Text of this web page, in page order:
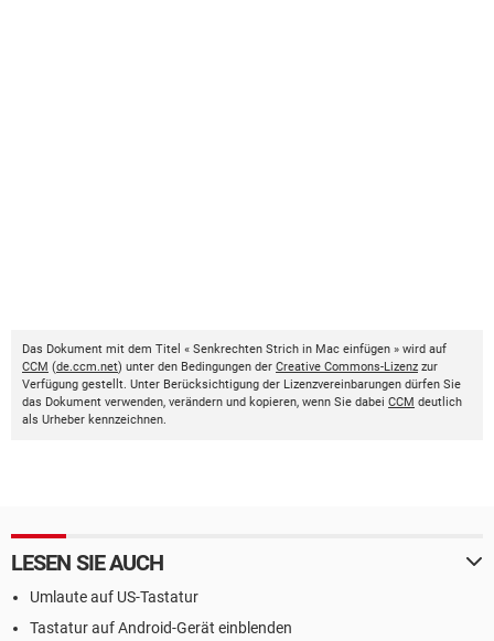
Das Dokument mit dem Titel « Senkrechten Strich in Mac einfügen » wird auf
CCM (de.ccm.net) unter den Bedingungen der Creative Commons-Lizenz zur
Verfügung gestellt. Unter Berücksichtigung der Lizenzvereinbarungen dürfen Sie
das Dokument verwenden, verändern und kopieren, wenn Sie dabei CCM deutlich
als Urheber kennzeichnen.
LESEN SIE AUCH
Umlaute auf US-Tastatur
Tastatur auf Android-Gerät einblenden